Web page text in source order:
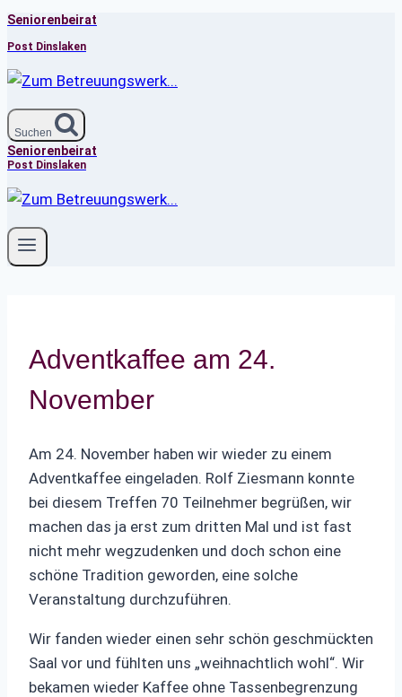
Zum
Inhalt
springen
Seniorenbeirat
Post Dinslaken
Suchen
Seniorenbeirat
Post Dinslaken
Adventkaffee am 24.
November
Am 24. November haben wir wieder zu einem
Adventkaffee eingeladen. Rolf Ziesmann konnte
bei diesem Treffen 70 Teilnehmer begrüßen, wir
machen das ja erst zum dritten Mal und ist fast
nicht mehr wegzudenken und doch schon eine
schöne Tradition geworden, eine solche
Veranstaltung durchzuführen.
Wir fanden wieder einen sehr schön geschmückten
Saal vor und fühlten uns „weihnachtlich wohl“. Wir
bekamen wieder Kaffee ohne Tassenbegrenzung